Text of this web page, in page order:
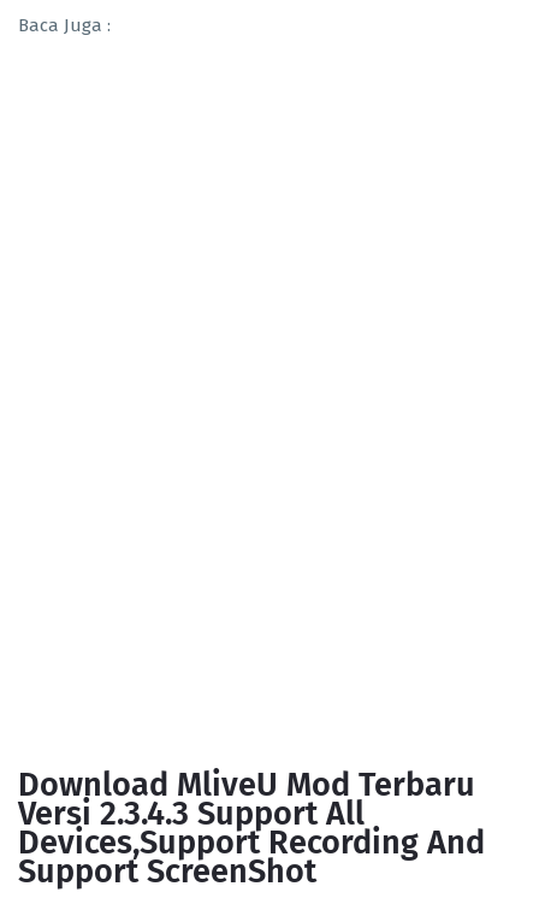
Baca Juga :
Download MliveU Mod Terbaru
Versi 2.3.4.3 Support All
Devices,Support Recording And
Support ScreenShot